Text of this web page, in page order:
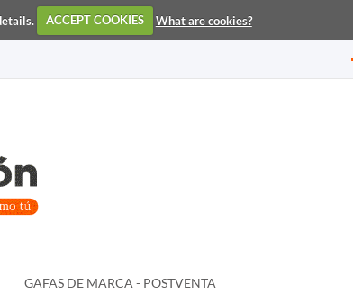
ACCEPT COOKIES What are cookies?
GAFAS DE MARCA - POSTVENTA